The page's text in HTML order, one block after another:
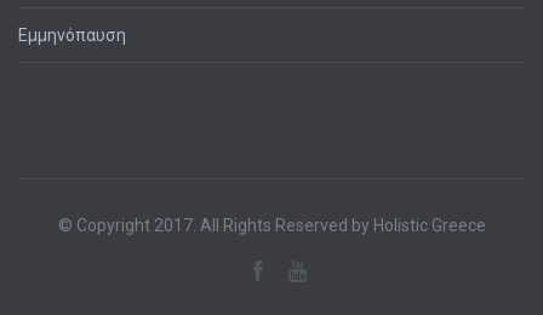
Εμμηνόπαυση
© Copyright 2017. All Rights Reserved by Holistic Greece